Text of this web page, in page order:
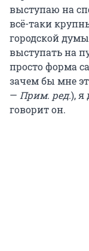
выступаю на
всё-таки
городской
выступать на
просто форма
зачем бы мне
— Прим. ред.), я
говорит он.